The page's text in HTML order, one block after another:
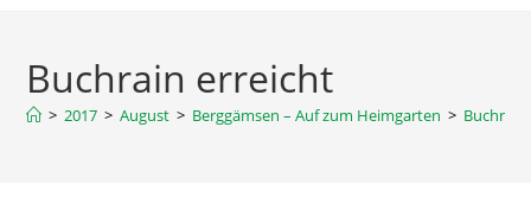
Buchrain erreicht
> 2017 > August > Berggämsen – Auf zum Heimgarten >